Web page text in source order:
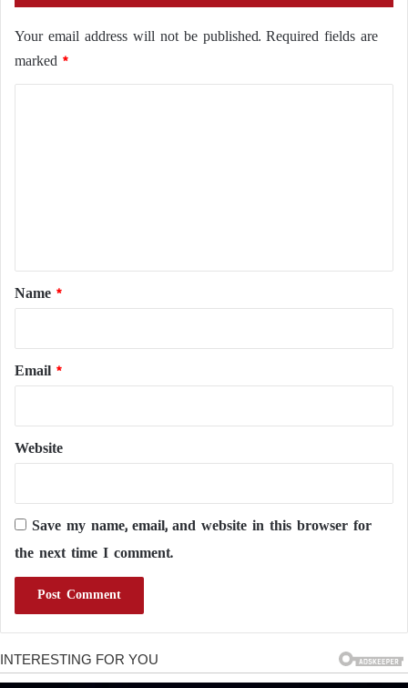
Your email address will not be published. Required fields are
marked *
*
Name *
Email *
Website
Save my name, email, and website in this browser for
the next time I comment.